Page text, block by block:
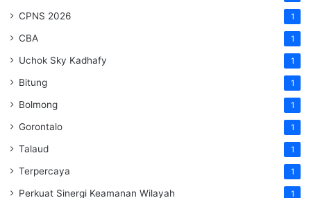
CPNS 2026 1
CBA 1
Uchok Sky Kadhafy 1
Bitung 1
Bolmong 1
Gorontalo 1
Talaud 1
Terpercaya 1
Perkuat Sinergi Keamanan Wilayah 1